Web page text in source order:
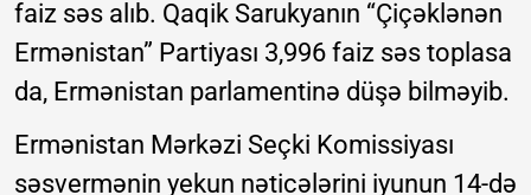
faiz səs alıb. Qaqik Sarukyanın “Çiçəklənən
Ermənistan” Partiyası 3,996 faiz səs toplasa
da, Ermənistan parlamentinə düşə bilməyib.
Ermənistan Mərkəzi Seçki Komissiyası
səsvermənin yekun nəticələrini iyunun 14-də